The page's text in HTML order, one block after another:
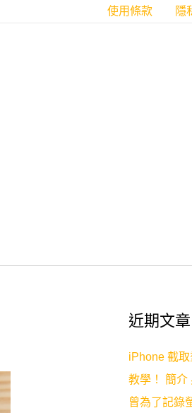
使用條款 隱
近期文章
iPhone 截
教學！ 簡介
曾為了記錄